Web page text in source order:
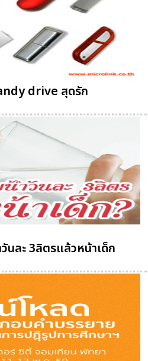
drive สุดรัก
นละ 3ลิตรแล้วหน้าเด็ก